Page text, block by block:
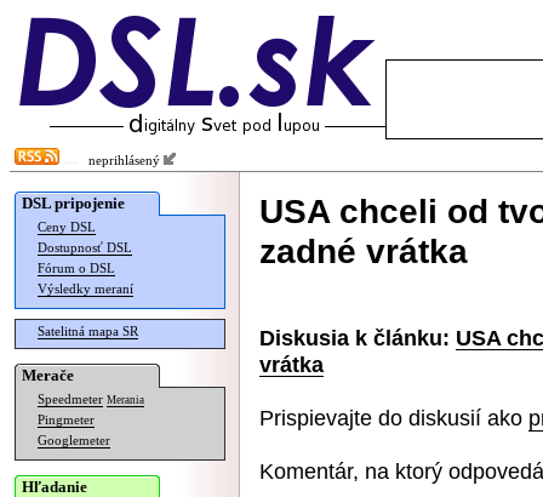
neprihlásený
DSL pripojenie
Ceny DSL
Dostupnosť DSL
Fórum o DSL
Výsledky meraní
Satelitná mapa SR
Merače
Speedmeter Merania
Pingmeter
Googlemeter
Hľadanie
USA chceli od
zadné vrátka
Diskusia k článku: USA
vrátka
Prispievajte do diskusií ako
Komentár, na ktorý